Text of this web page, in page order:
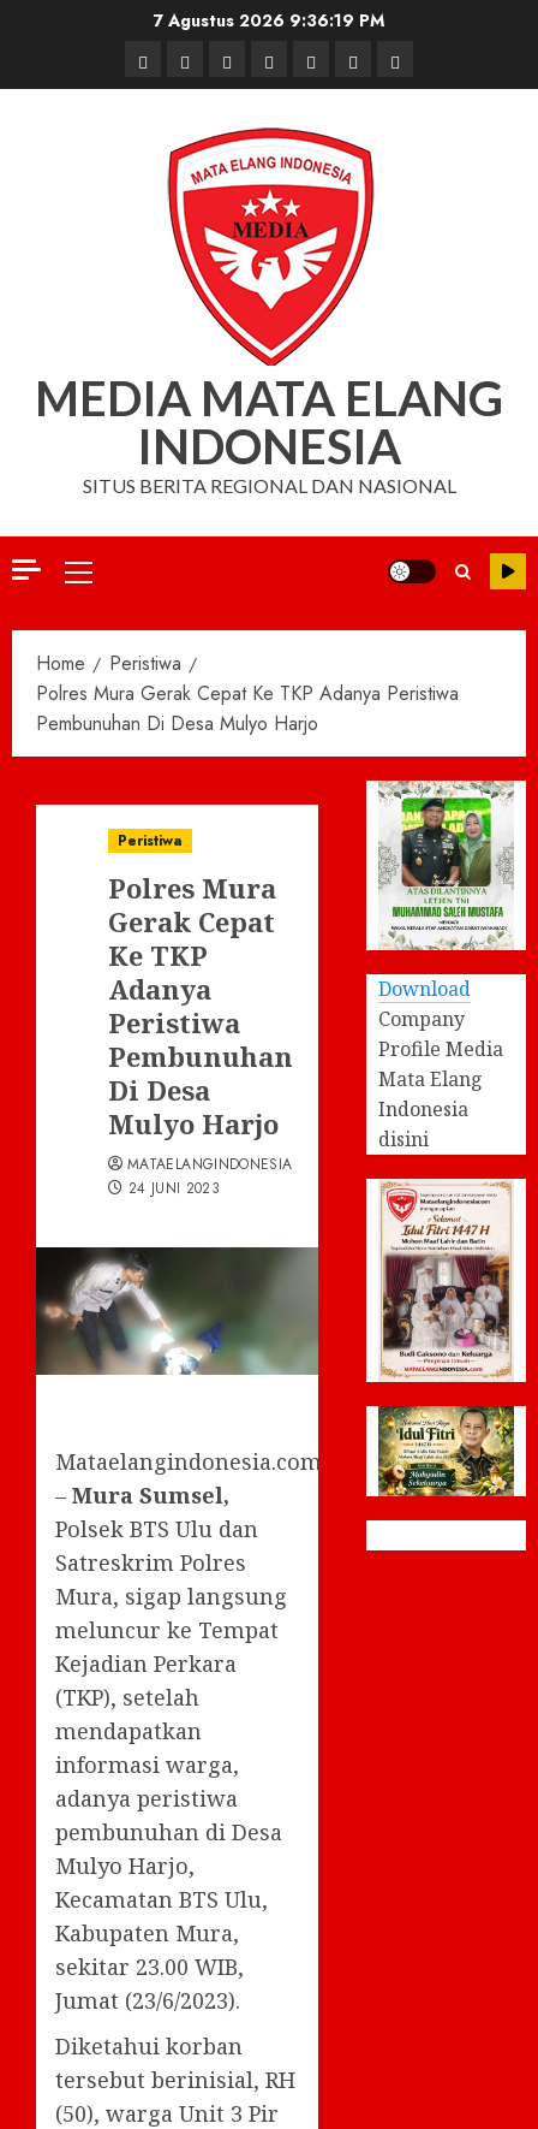
7 Agustus 2026 9:36:20 PM
BerandaNasionalDaerahHukum
dan
Kriminal
Pendidikan
Box
Redaksi
Iklan
MEDIA MATA ELANG
INDONESIA
SITUS BERITA REGIONAL DAN NASIONAL
Primary
Home
Peristiwa
Polres Mura Gerak Cepat Ke TKP Adanya Peristiwa
Pembunuhan Di Desa Mulyo Harjo
Peristiwa
Polres Mura
Gerak Cepat
Ke TKP
Adanya
Peristiwa
Pembunuhan
Di Desa
Mulyo Harjo
MATAELANGINDONESIA
24 JUNI 2023
Mataelangindonesia.com
– Mura Sumsel,
Polsek BTS Ulu dan
Satreskrim Polres
Mura, sigap langsung
meluncur ke Tempat
Kejadian Perkara
(TKP), setelah
mendapatkan
informasi warga,
adanya peristiwa
pembunuhan di Desa
Mulyo Harjo,
Kecamatan BTS Ulu,
Kabupaten Mura,
sekitar 23.00 WIB,
Jumat (23/6/2023).
Diketahui korban
tersebut berinisial, RH
(50), warga Unit 3 Pir
Download
Company
Profile Media
Mata Elang
Indonesia
disini